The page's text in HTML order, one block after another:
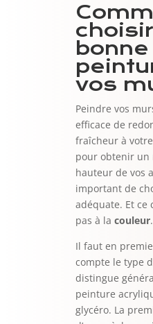
bonne
vos
Peindre vos
efficace de
fraîcheur à
pour obtenir un
hauteur de vos
important de
adéquate. Et ce
pas à la couleur.
Il faut en
compte le type
distingue
peinture
glycéro. La